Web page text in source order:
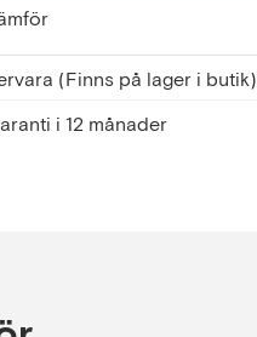
(Finns på lager i butik)
i 12 månader